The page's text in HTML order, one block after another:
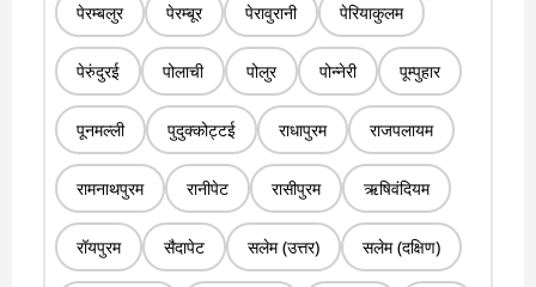
पेरम्बलुर पेरम्बूर पेरावुरानी पेरियाकुलम
पेरुंदुरई पोलाची पोलुर पोन्नेरी पूम्पुहार
पूनमल्ली पुदुक्कोट्टई राधापुरम राजपलायम
रामनाथपुरम रानीपेट रासीपुरम ऋषिवंदियम
रॉयपुरम सैदापेट सलेम (उत्तर) सलेम (दक्षिण)